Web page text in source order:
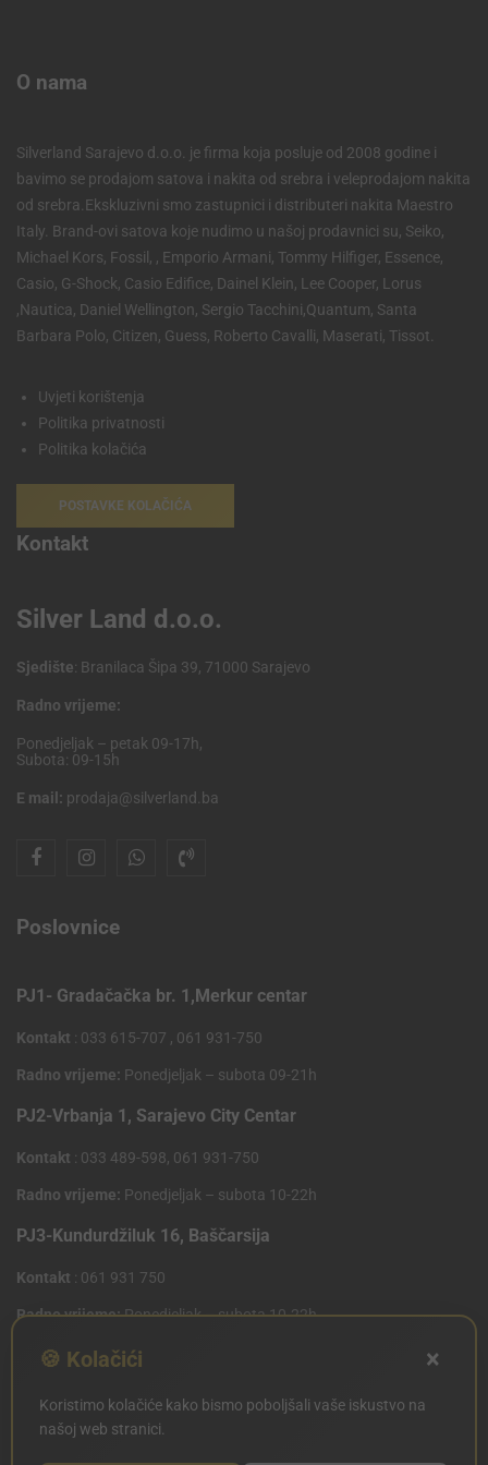
O nama
Silverland Sarajevo d.o.o. je firma koja posluje od 2008 godine i
bavimo se prodajom satova i nakita od srebra i veleprodajom nakita
od srebra.Ekskluzivni smo zastupnici i distributeri nakita Maestro
Italy. Brand-ovi satova koje nudimo u našoj prodavnici su, Seiko,
Michael Kors, Fossil, , Emporio Armani, Tommy Hilfiger, Essence,
Casio, G-Shock, Casio Edifice, Dainel Klein, Lee Cooper, Lorus
,Nautica, Daniel Wellington, Sergio Tacchini,Quantum, Santa
Barbara Polo, Citizen, Guess, Roberto Cavalli, Maserati, Tissot.
Uvjeti korištenja
Politika privatnosti
Politika kolačića
POSTAVKE KOLAČIĆA
Kontakt
Silver Land d.o.o.
Sjedište: Branilaca Šipa 39, 71000 Sarajevo
Radno vrijeme:
Ponedjeljak – petak 09-17h,
Subota: 09-15h
E mail: prodaja@silverland.ba
Poslovnice
PJ1- Gradačačka br. 1,Merkur centar
Kontakt : 033 615-707 , 061 931-750
Radno vrijeme: Ponedjeljak – subota 09-21h
PJ2-Vrbanja 1, Sarajevo City Centar
Kontakt : 033 489-598, 061 931-750
Radno vrijeme: Ponedjeljak – subota 10-22h
PJ3-Kundurdžiluk 16, Baščarsija
Kontakt : 061 931 750
Radno vrijeme:Ponedjeljak – subota 10-22h
PJ4 West Gate,Mostarsko raskrsce 10 (Penny Plus
Kontakt: 061 931 750
Radno vrijeme:Ponedjeljak – subota 09-21h
🍪 Kolačići ×
Koristimo kolačiće kako bismo poboljšali vaše iskustvo na
našoj web stranici.